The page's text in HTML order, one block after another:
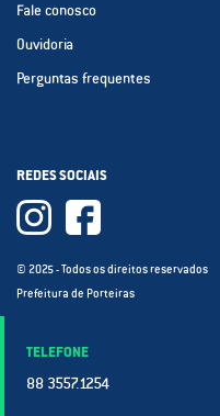
Fale conosco
Ouvidoria
Perguntas frequentes
REDES SOCIAIS
© 2025 - Todos os direitos reservados
Prefeitura de Porteiras
TELEFONE
88 3557.1254